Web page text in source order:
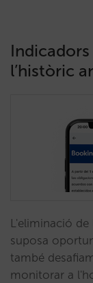
l’històric
L'eliminació
suposa
també
monitorar a